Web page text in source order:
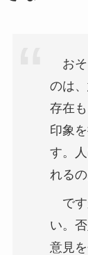
おそ
のは
存在
印象
す。
れる
です
い。
意見